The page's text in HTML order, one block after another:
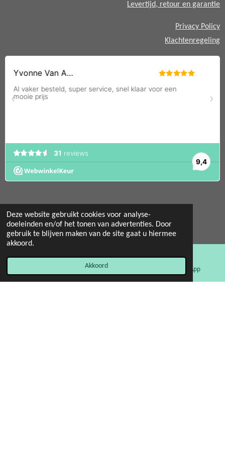
Deze website gebruikt cookies voor analyse-
doeleinden en/of het tonen van advertenties. Door
gebruik te blijven maken van de site gaat u hiermee
akkoord.
Akkoord
Levertijd, retour en garantie
Privacy Policy
Klachtenregeling
© 2022 - 2026 Mint 11 giftstore
Powered by
Facebook WhatsApp